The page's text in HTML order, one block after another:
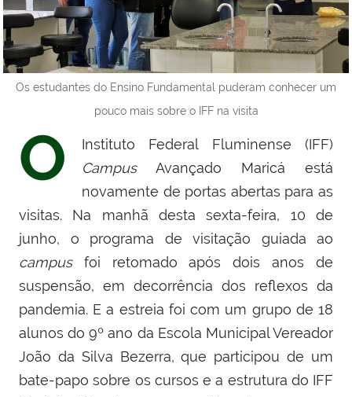
Os estudantes do Ensino Fundamental puderam conhecer um
pouco mais sobre o IFF na visita
O
Instituto Federal Fluminense (IFF)
CampusAvançado Maricá está
novamente de portas abertas para as
visitas. Na manhã desta sexta-feira, 10 de
junho, o programa de visitação guiada ao
campusfoi retomado após dois anos de
suspensão, em decorrência dos reflexos da
pandemia. E a estreia foi com um grupo de 18
alunos do 9º ano da Escola Municipal Vereador
João da Silva Bezerra, que participou de um
bate-papo sobre os cursos e a estrutura do IFF